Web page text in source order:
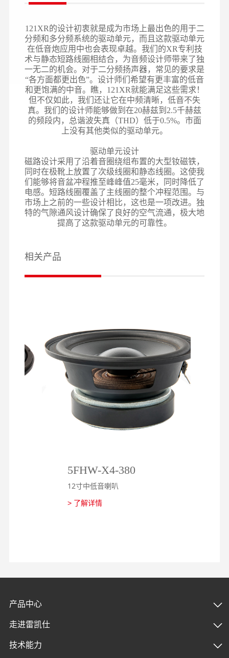
121XR的设计初衷就是成为市场上最出色的用于二
分频和多分频系统的驱动单元，而且这款驱动单元
在低音炮应用中也会表现卓越。我们的XR专利技
术与静态短路线圈相结合，为音频设计师带来了独
一无二的机会。对于二分频扬声器，常见的要求是
“各方面都更出色”。设计师们希望有更丰富的低音
和更饱满的中音。瞧，121XR就能满足这些需求！
但不仅如此，我们还让它在中频清晰，低音不失
真。我们的设计师能够做到在20赫兹到2.5千赫兹
的频段内，总谐波失真（THD）低于0.5%。市面
上没有其他类似的驱动单元。
驱动单元设计
磁路设计采用了沿着音圈绕组布置的大型钕磁铁，
同时在极靴上放置了次级线圈和静态线圈。这使我
们能够将音盆冲程推至峰峰值25毫米，同时降低了
电感。短路线圈覆盖了主线圈的整个冲程范围。与
市场上之前的一些设计相比，这也是一项改进。独
特的气隙通风设计确保了良好的空气流通，极大地
提高了这款驱动单元的可靠性。
相关产品
5FHW-X4-380
12寸中低音喇叭
> 了解详情
产品中心
走进雷凯仕
技术能力